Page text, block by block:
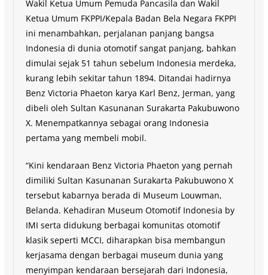
Wakil Ketua Umum Pemuda Pancasila dan Wakil
Ketua Umum FKPPI/Kepala Badan Bela Negara FKPPI
ini menambahkan, perjalanan panjang bangsa
Indonesia di dunia otomotif sangat panjang, bahkan
dimulai sejak 51 tahun sebelum Indonesia merdeka,
kurang lebih sekitar tahun 1894. Ditandai hadirnya
Benz Victoria Phaeton karya Karl Benz, Jerman, yang
dibeli oleh Sultan Kasunanan Surakarta Pakubuwono
X. Menempatkannya sebagai orang Indonesia
pertama yang membeli mobil.
“Kini kendaraan Benz Victoria Phaeton yang pernah
dimiliki Sultan Kasunanan Surakarta Pakubuwono X
tersebut kabarnya berada di Museum Louwman,
Belanda. Kehadiran Museum Otomotif Indonesia by
IMI serta didukung berbagai komunitas otomotif
klasik seperti MCCI, diharapkan bisa membangun
kerjasama dengan berbagai museum dunia yang
menyimpan kendaraan bersejarah dari Indonesia,